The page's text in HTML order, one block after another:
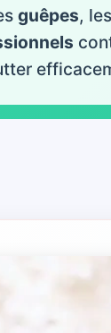
guêpes, les